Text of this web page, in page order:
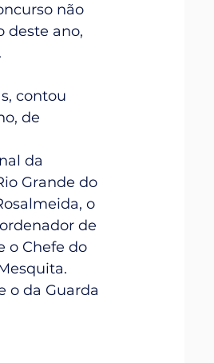
não
deste ano,
contou
de
da
Grande do
o
de
o Chefe do
o da Guarda